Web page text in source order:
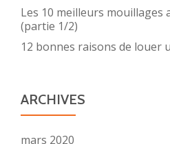
Les 10 meilleurs mouillages
(partie 1/2)
12 bonnes raisons de louer
ARCHIVES
mars 2020